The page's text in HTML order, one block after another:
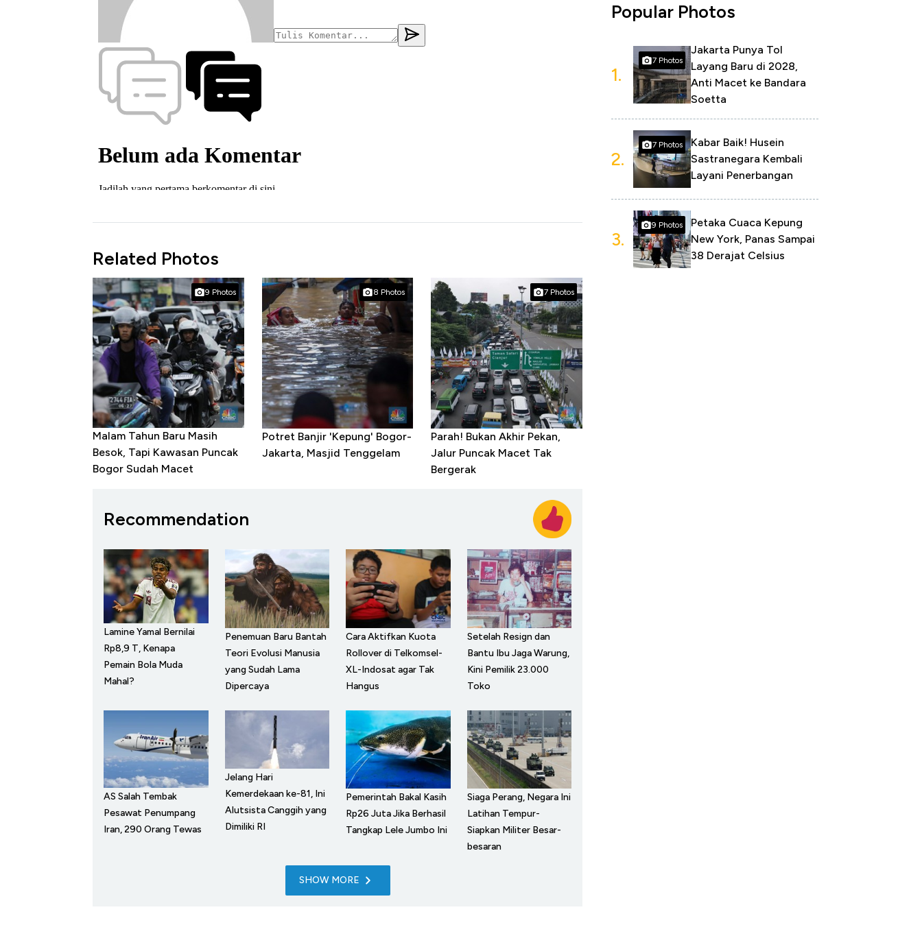
Related Photos
9 Photos
Malam Tahun Baru Masih
Besok, Tapi Kawasan Puncak
Bogor Sudah Macet
8 Photos
Potret Banjir 'Kepung' Bogor-
Jakarta, Masjid Tenggelam
7 Photos
Parah! Bukan Akhir Pekan,
Jalur Puncak Macet Tak
Bergerak
Recommendation
Lamine Yamal Bernilai
Rp8,9 T, Kenapa
Pemain Bola Muda
Mahal?
Penemuan Baru Bantah
Teori Evolusi Manusia
yang Sudah Lama
Dipercaya
Cara Aktifkan Kuota
Rollover di Telkomsel-
XL-Indosat agar Tak
Hangus
Setelah Resign dan
Bantu Ibu Jaga Warung,
Kini Pemilik 23.000
Toko
AS Salah Tembak
Pesawat Penumpang
Iran, 290 Orang Tewas
Jelang Hari
Kemerdekaan ke-81, Ini
Alutsista Canggih yang
Dimiliki RI
Pemerintah Bakal Kasih
Rp26 Juta Jika Berhasil
Tangkap Lele Jumbo Ini
Siaga Perang, Negara Ini
Latihan Tempur-
Siapkan Militer Besar-
besaran
SHOW MORE
Popular Photos
1.
7 Photos
Jakarta Punya Tol
Layang Baru di 2028,
Anti Macet ke Bandara
Soetta
2.
7 Photos
Kabar Baik! Husein
Sastranegara Kembali
Layani Penerbangan
3.
9 Photos
Petaka Cuaca Kepung
New York, Panas Sampai
38 Derajat Celsius